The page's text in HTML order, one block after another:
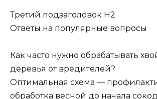
Третий подзаголовок H2
Ответы на популярные вопросы
Как часто нужно обрабатывать
деревья от вредителей?
Оптимальная схема —
обработка весной до начала